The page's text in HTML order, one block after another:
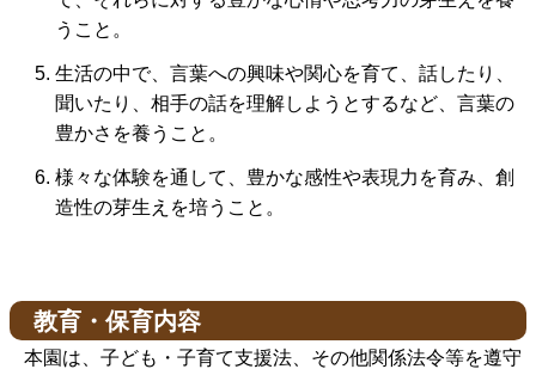
うこと。
生活の中で、言葉への興味や関心を育て、話したり、
聞いたり、相手の話を理解しようとするなど、言葉の
豊かさを養うこと。
様々な体験を通して、豊かな感性や表現力を育み、創
造性の芽生えを培うこと。
教育・保育内容
本園は、子ども・子育て支援法、その他関係法令等を遵守